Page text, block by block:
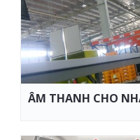
ÂM THANH CHO